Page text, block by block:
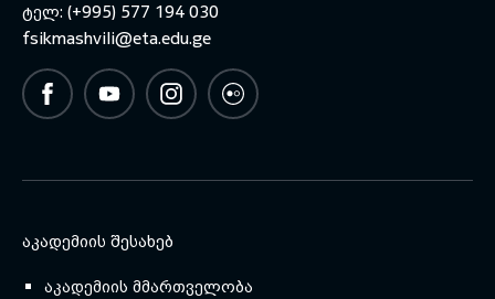
ტელ: (+995) 577 194 030
fsikmashvili@eta.edu.ge
ᲐᲙᲐᲓᲔᲛᲘᲘᲡ ᲨᲔᲡᲐᲮᲔᲑ
აკადემიის მმართველობა